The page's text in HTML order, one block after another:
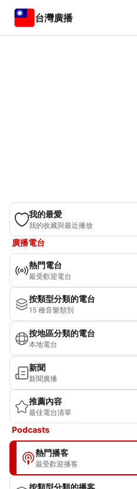
台灣廣播
我的最愛
我的收藏與最近播放
廣播電台
熱門電台
最受歡迎電台
按類型分類的電台
15 種音樂類別
按地區分類的電台
本地電台
新聞
新聞廣播
推薦內容
最佳電台清單
Podcasts
熱門播客
最受歡迎播客
按類型分類的播客